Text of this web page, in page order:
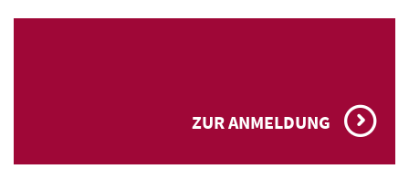
ZUR ANMELDUNG